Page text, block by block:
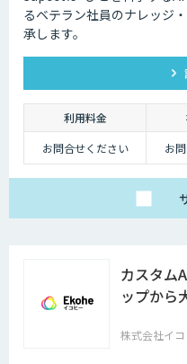
るベテラン社員のナレッジ
承します。
利用料金
お問合せください
お
カスタム
ップから
株式会社イ